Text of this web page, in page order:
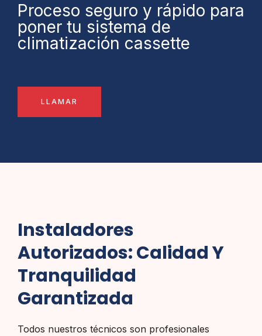
Proceso seguro y rápido para
poner tu sistema de
climatización cassette
LLAMAR
Instaladores
Autorizados: Calidad Y
Tranquilidad
Garantizada
Todos nuestros técnicos son profesionales